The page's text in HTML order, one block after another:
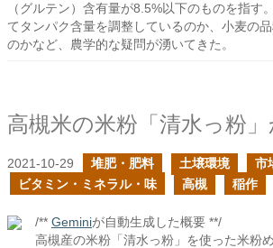
（グルテン）含有量が8.5%以下のものを指す
てタンパク含量を調整しているのか、小麦の
のかなど、農学的な疑問が湧いてきた。
2021-10-29 堆肥・肥料 土壌環境
市
ビタミン・ミネラル・味
高槻 稲作
/** Geminiが自動生成した概要 **/
高槻産の米粉「清水っ粉」を使った米粉